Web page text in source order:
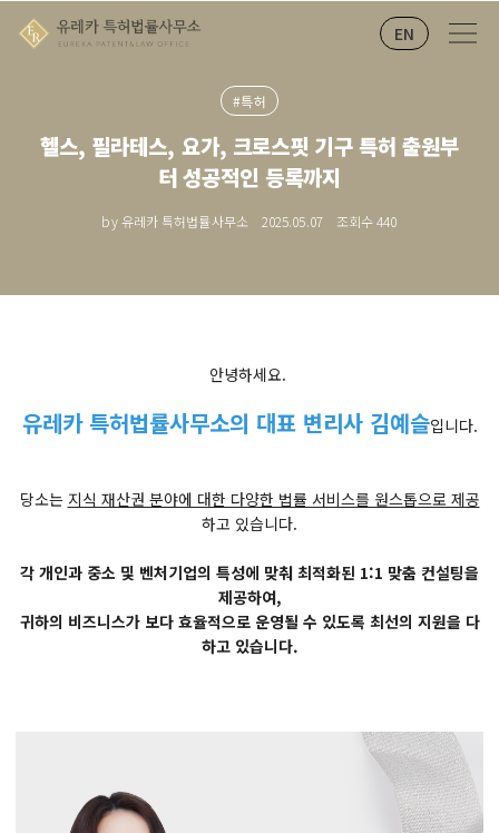
EN
#특허
헬스, 필라테스, 요가, 크로스핏 기구 특허 출원부
터 성공적인 등록까지
by 유레카 특허법률사무소 2025.05.07 조회수440
안녕하세요.
유레카 특허법률사무소의 대표 변리사 김예슬입니다.
당소는 지식 재산권 분야에 대한 다양한 법률 서비스를 원스톱으로 제공
하고 있습니다.
각 개인과 중소 및 벤처기업의 특성에 맞춰 최적화된 1:1 맞춤 컨설팅을
제공하여,
귀하의 비즈니스가 보다 효율적으로 운영될 수 있도록 최선의 지원을 다
하고 있습니다.